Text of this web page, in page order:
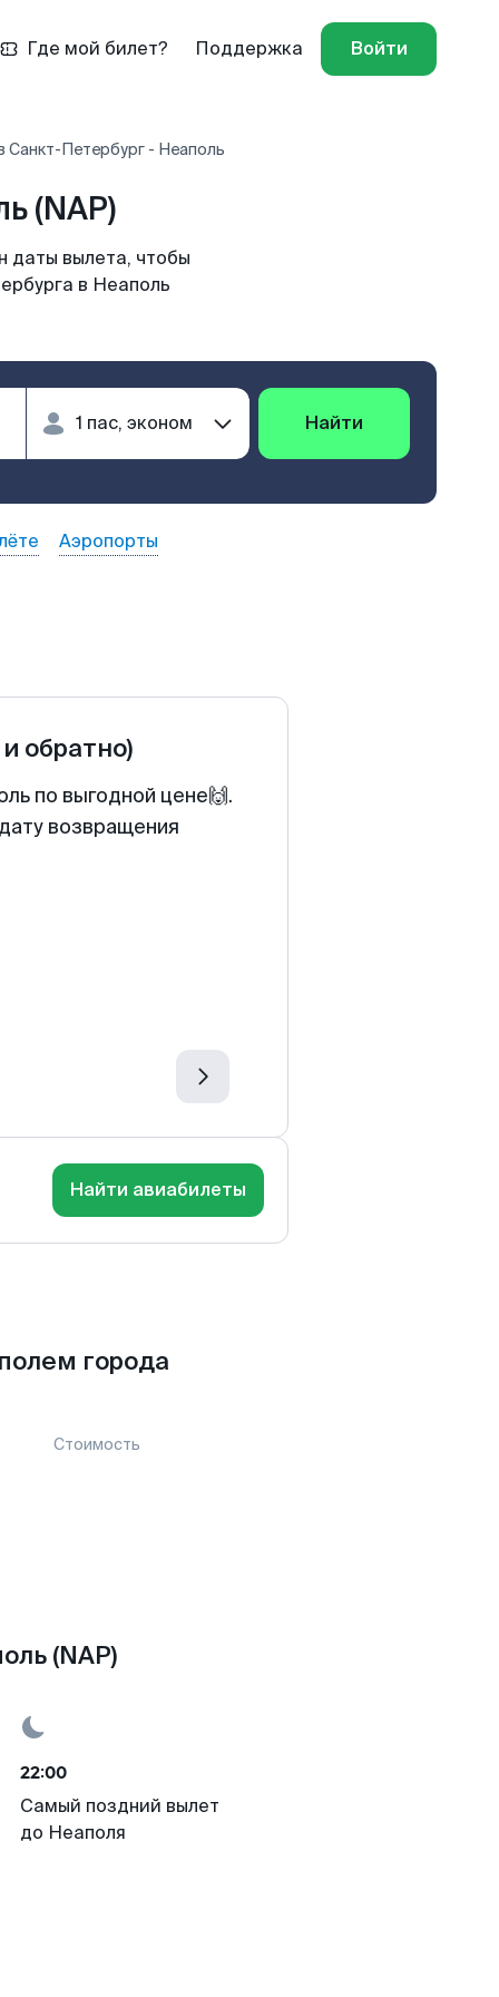
Где мой билет? Поддержка Войти
Санкт-Петербург - Неаполь
(NAP)
даты вылета, чтобы
в Неаполь
Найти
Аэропорты
обратно)
по выгодной цене🙌.
возвращения
Найти авиабилеты
города
Стоимость
(NAP)
22:00
Самый поздний вылет
до Неаполя